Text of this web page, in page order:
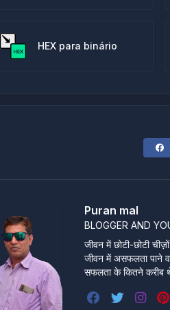
HEX para binário
Puran mal
BLOGGER AND
जीवन में छोटी-छोटी
जीवन में असफलता पाने
सफलता के कितने करीब